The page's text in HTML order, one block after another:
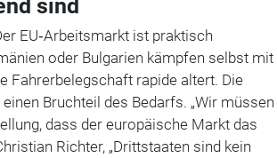
sind
EU‑Arbeitsmarkt ist praktisch
oder Bulgarien kämpfen selbst mit
Fahrerbelegschaft rapide altert. Die
Bruchteil des Bedarfs. „Wir müssen
dass der europäische Markt das
Richter, „Drittstaaten sind kein